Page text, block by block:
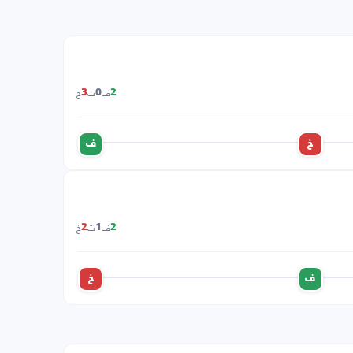
2ف0ت3خ
خ ف
2ف 1ت2خ
ف خ